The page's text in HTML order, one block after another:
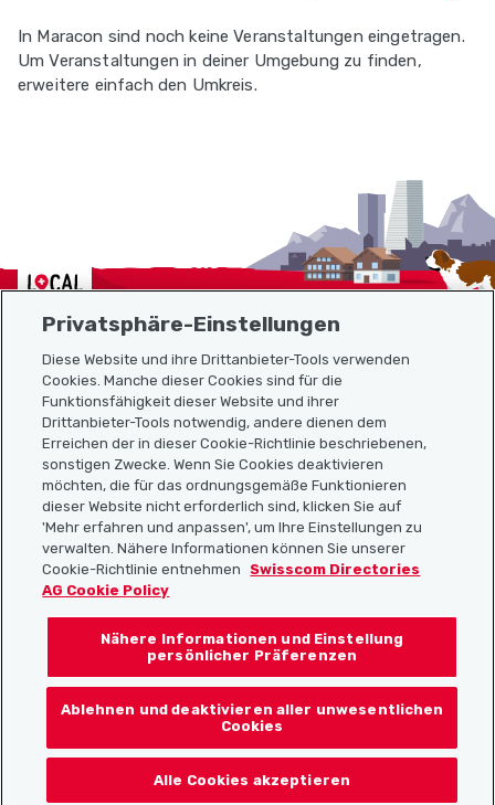
In Maracon sind noch keine Veranstaltungen eingetragen.
Um Veranstaltungen in deiner Umgebung zu finden,
erweitere einfach den Umkreis.
Localcities
Sitemap
Nützliche Links
Localcities App herunterladen
Folgt uns auf:
Privatsphäre-Einstellungen
Diese Website und ihre Drittanbieter-Tools verwenden
Cookies. Manche dieser Cookies sind für die
Funktionsfähigkeit dieser Website und ihrer
Drittanbieter-Tools notwendig, andere dienen dem
Erreichen der in dieser Cookie-Richtlinie beschriebenen,
sonstigen Zwecke. Wenn Sie Cookies deaktivieren
möchten, die für das ordnungsgemäße Funktionieren
dieser Website nicht erforderlich sind, klicken Sie auf
'Mehr erfahren und anpassen', um Ihre Einstellungen zu
verwalten. Nähere Informationen können Sie unserer
Cookie-Richtlinie entnehmen
Swisscom Directories
AG Cookie Policy
Nähere Informationen und Einstellung
persönlicher Präferenzen
Ablehnen und deaktivieren aller unwesentlichen
Cookies
Alle Cookies akzeptieren